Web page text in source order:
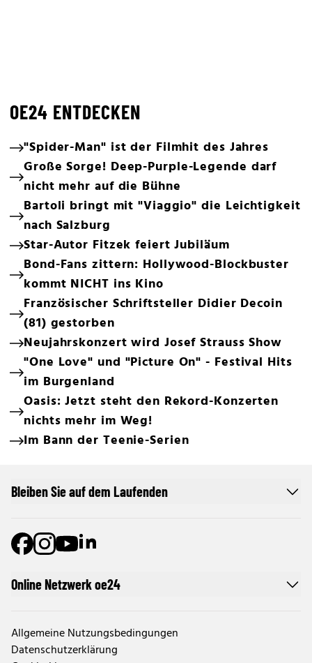
OE24 ENTDECKEN
"Spider-Man" ist der Filmhit des Jahres
Große Sorge! Deep-Purple-Legende darf
nicht mehr auf die Bühne
Bartoli bringt mit "Viaggio" die Leichtigkeit
nach Salzburg
Star-Autor Fitzek feiert Jubiläum
Bond-Fans zittern: Hollywood-Blockbuster
kommt NICHT ins Kino
Französischer Schriftsteller Didier Decoin
(81) gestorben
Neujahrskonzert wird Josef Strauss Show
"One Love" und "Picture On" - Festival Hits
im Burgenland
Oasis: Jetzt steht den Rekord-Konzerten
nichts mehr im Weg!
Im Bann der Teenie-Serien
Online Netzwerk oe24
Allgemeine Nutzungsbedingungen
Datenschutzerklärung
Bleiben Sie auf dem Laufenden